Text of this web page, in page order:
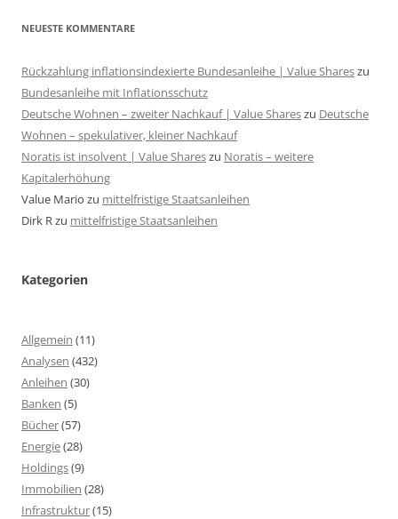
NEUESTE KOMMENTARE
Rückzahlung inflationsindexierte Bundesanleihe | Value Shareszu
Bundesanleihe mit Inflationsschutz
Deutsche Wohnen – zweiter Nachkauf | Value Shareszu Deutsche
Wohnen – spekulativer, kleiner Nachkauf
Noratis ist insolvent | Value Shareszu Noratis – weitere
Kapitalerhöhung
Value Mario zu mittelfristige Staatsanleihen
Dirk Rzu mittelfristige Staatsanleihen
Kategorien
Allgemein (11)
Analysen (432)
Anleihen (30)
Banken (5)
Bücher(57)
Energie(28)
Holdings(9)
Immobilien (28)
Infrastruktur(15)